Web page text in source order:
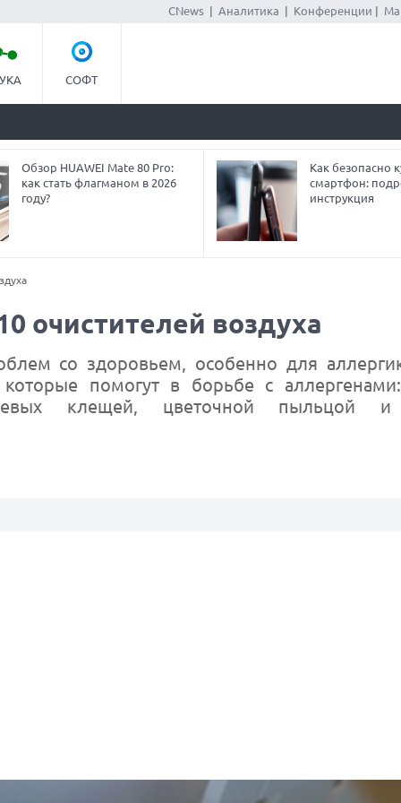
CNews| Аналитика Конференции
СОФТ
Обзор HUAWEI Mate 80 Pro:
как стать флагманом в 2026
году?
Как безопасно
смартфон:
инструкция
очистителей воздуха
со здоровьем, особенно для
которые помогут в борьбе с
клещей, цветочной